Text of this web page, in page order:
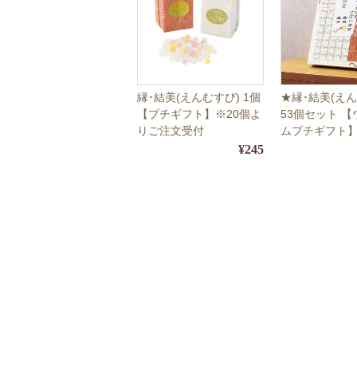
縁･結美(えんむすび) 1個
【プチギフト】※20個よ
りご注文受付
¥245
★縁･結美(え
53個セット 【
ムプチギフト